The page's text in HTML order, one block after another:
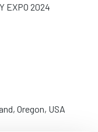
EXPO 2024
Oregon, USA